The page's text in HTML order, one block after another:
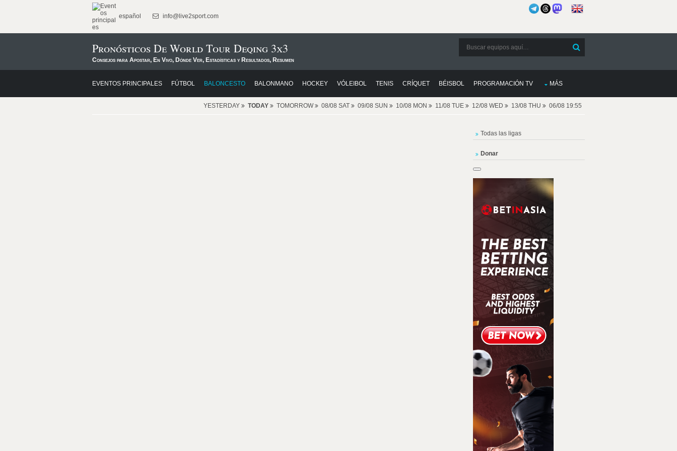
español info@live2sport.com
Pronósticos De World Tour Deqing 3x3
Consejos para Apostar, En Vivo, Dónde Ver, Estadísticas y Resultados, Resumen
EVENTOS PRINCIPALES FÚTBOL BALONCESTO BALONMANO HOCKEY VÓLEIBOL TENIS CRÍQUET BÉISBOL PROGRAMACIÓN TV MÁS
YESTERDAY TODAY TOMORROW 08/08 SAT 09/08 SUN 10/08 MON 11/08 TUE 12/08 WED 13/08 THU 06/08 19:55
Todas las ligas
Donar